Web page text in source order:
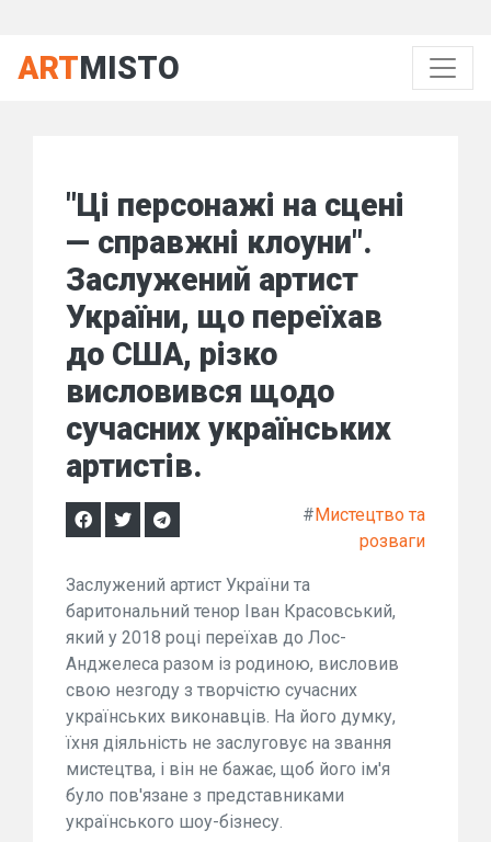
ARTMISTO
"Ці персонажі на сцені
— справжні клоуни".
Заслужений артист
України, що переїхав
до США, різко
висловився щодо
сучасних українських
артистів.
#Мистецтво та
розваги
Заслужений артист України та
баритональний тенор Іван Красовський,
який у 2018 році переїхав до Лос-
Анджелеса разом із родиною, висловив
свою незгоду з творчістю сучасних
українських виконавців. На його думку,
їхня діяльність не заслуговує на звання
мистецтва, і він не бажає, щоб його ім'я
було пов'язане з представниками
українського шоу-бізнесу.